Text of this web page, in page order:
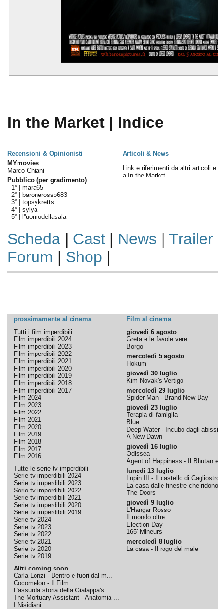
In the Market | Indice
Recensioni & Opinionisti
Articoli & News
MYmovies
Marco Chiani
Pubblico (per gradimento)
1° | mara65
2° |
baronerosso683
3° | topsykretts
4° | sylya
5° |
l''uomodellasala
Link e riferimenti da altri articoli e
a In the Market
Scheda| Cast| News | Trailer
Forum | Shop |
prossimamente al cinema
Film al cinema
Tutti i film imperdibili
Film imperdibili 2024
Film imperdibili 2023
Film imperdibili 2022
Film imperdibili 2021
Film imperdibili 2020
Film imperdibili 2019
Film imperdibili 2018
Film imperdibili 2017
Film 2024
Film 2023
Film 2022
Film 2021
Film 2020
Film 2019
Film 2018
Film 2017
Film 2016
Tutte le serie tv imperdibili
Serie tv imperdibili 2024
Serie tv imperdibili 2023
Serie tv imperdibili 2022
Serie tv imperdibili 2021
Serie tv imperdibili 2020
Serie tv imperdibili 2019
Serie tv 2024
Serie tv 2023
Serie tv 2022
Serie tv 2021
Serie tv 2020
Serie tv 2019
Altri coming soon
Carla Lonzi - Dentro e fuori dal m...
Cocomelon - Il Film
L'assurda storia della Gialappa's ...
The Mortuary Assistant - Anatomia ...
I Nisidiani
giovedì 6 agosto
Greta e le favole vere
Borgo
mercoledì 5 agosto
Hokum
giovedì 30 luglio
Kim Novak's Vertigo
mercoledì 29 luglio
Spider-Man - Brand New Day
giovedì 23 luglio
Terapia di famiglia
Blue
Deep Water - Incubo dagli abissi
A New Dawn
giovedì 16 luglio
Odissea
Agent of Happiness - Il Bhutan
lunedì 13 luglio
Lupin III - Il castello di
La casa dalle finestre che ridono
The Doors
giovedì 9 luglio
L'Hangar Rosso
Il mondo oltre
Election Day
165' Mineurs
mercoledì 8 luglio
La casa - Il rogo del male